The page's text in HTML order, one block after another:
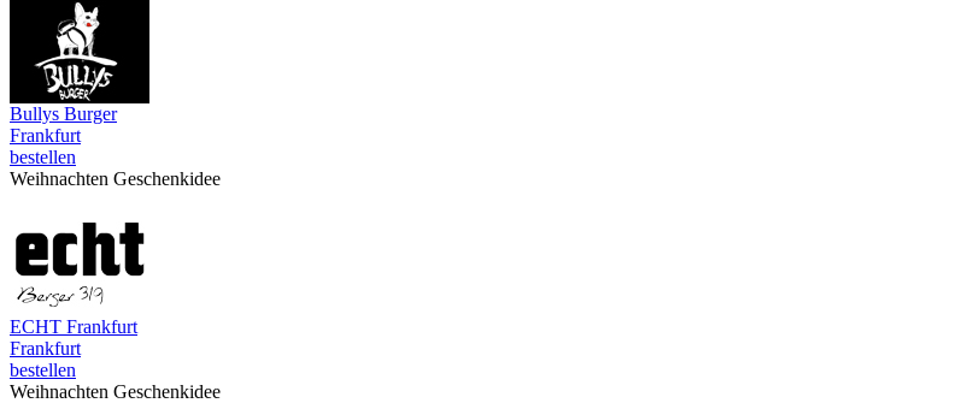
Bullys Burger
Frankfurt
bestellen
Weihnachten Geschenkidee
ECHT Frankfurt
Frankfurt
bestellen
Weihnachten Geschenkidee